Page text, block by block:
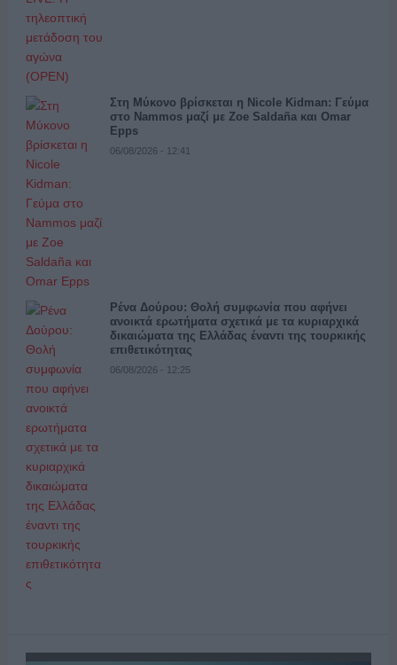
Στη Μύκονο βρίσκεται η Nicole Kidman: Γεύμα
στο Nammos μαζί με Zoe Saldaña και Omar
Epps
06/08/2026 - 12:41
Ρένα Δούρου: Θολή συμφωνία που αφήνει
ανοικτά ερωτήματα σχετικά με τα κυριαρχικά
δικαιώματα της Ελλάδας έναντι της τουρκικής
επιθετικότητας
06/08/2026 - 12:25